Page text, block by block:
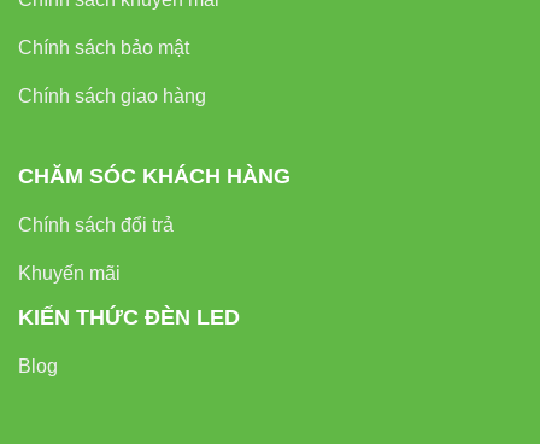
Chính sách bảo mật
Chính sách giao hàng
CHĂM SÓC KHÁCH HÀNG
Chính sách đổi trả
Khuyến mãi
KIẾN THỨC ĐÈN LED
Blog